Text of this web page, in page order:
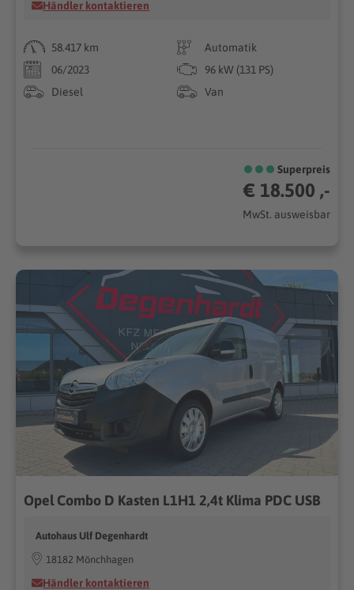
Händler kontaktieren
58.417 km
Automatik
06/2023
96 kW (131 PS)
Diesel
Van
Superpreis
€ 18.500 ,-
MwSt. ausweisbar
Opel Combo D Kasten L1H1 2,4t Klima PDC USB
Autohaus Ulf Degenhardt
18182 Mönchhagen
Händler kontaktieren